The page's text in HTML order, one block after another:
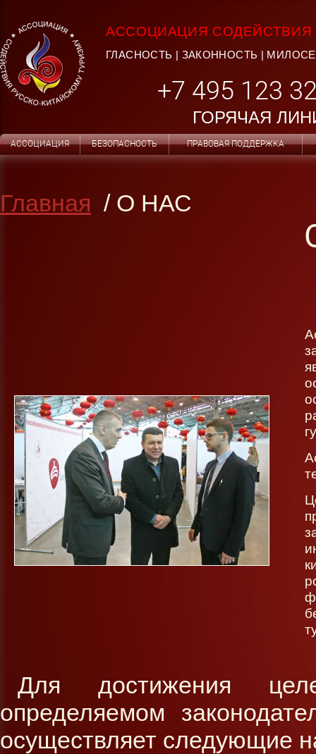
АССОЦИАЦИЯ СОДЕЙСТВИЯ
ГЛАСНОСТЬ | ЗАКОННОСТЬ |
+7 495 123
ГОРЯЧАЯ
АССОЦИАЦИЯ БЕЗОПАСНОСТЬ ПРАВОВАЯ ПОДДЕРЖКА
Главная / О НАС
Для достижения
определяемом
осуществляет следующие